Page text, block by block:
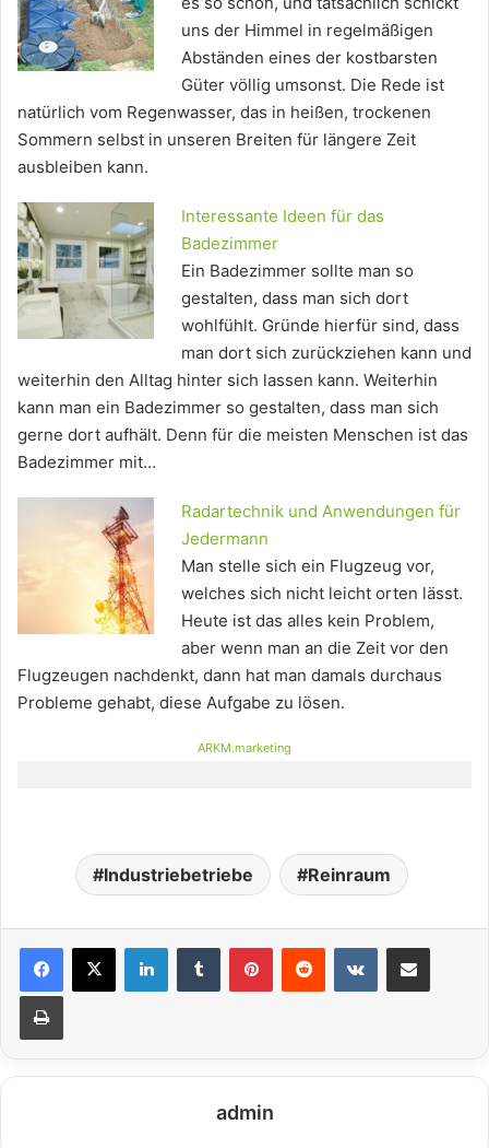
uns der Himmel in regelmäßigen
Abständen eines der kostbarsten
Güter völlig umsonst. Die Rede ist
natürlich vom Regenwasser, das in heißen, trockenen
Sommern selbst in unseren Breiten für längere Zeit
ausbleiben kann.
Interessante Ideen für das
Badezimmer
Ein Badezimmer sollte man so
gestalten, dass man sich dort
wohlfühlt. Gründe hierfür sind, dass
man dort sich zurückziehen kann und
weiterhin den Alltag hinter sich lassen kann. Weiterhin
kann man ein Badezimmer so gestalten, dass man sich
gerne dort aufhält. Denn für die meisten Menschen ist das
Badezimmer mit…
Radartechnik und Anwendungen für
Jedermann
Man stelle sich ein Flugzeug vor,
welches sich nicht leicht orten lässt.
Heute ist das alles kein Problem,
aber wenn man an die Zeit vor den
Flugzeugen nachdenkt, dann hat man damals durchaus
Probleme gehabt, diese Aufgabe zu lösen.
ARKM.marketing
Industriebetriebe Reinraum
admin